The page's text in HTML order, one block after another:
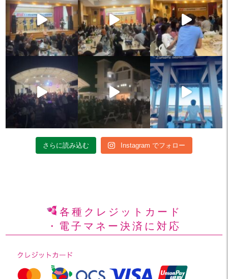
さらに読み込む Instagram でフォロー
各種クレジットカード
・電子マネー決済に対応